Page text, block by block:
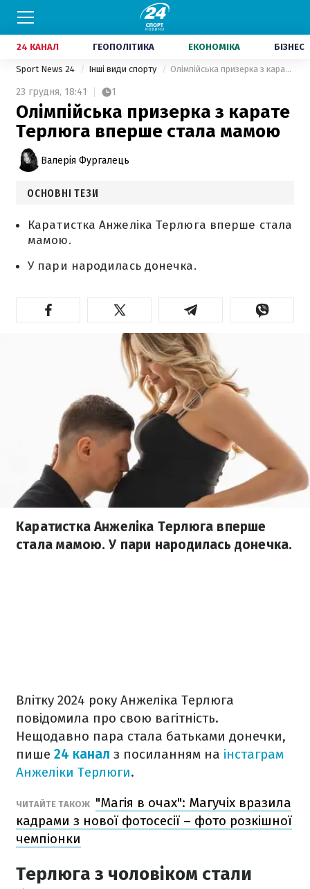
24 КАНАЛ ГЕОПОЛІТИКА ЕКОНОМІКА БІЗНЕС
Sport News 24 Інші види спорту Олімпійська призерка з карате Терлюга вперше стала мамою
23 грудня, 18:41 1
Олімпійська призерка з карате
Терлюга вперше стала мамою
Валерія Фургалець
ОСНОВНІ ТЕЗИ
Каратистка Анжеліка Терлюга вперше стала
мамою.
У пари народилась донечка.
Каратистка Анжеліка Терлюга вперше
стала мамою. У пари народилась донечка.
Влітку 2024 року Анжеліка Терлюга
повідомила про свою вагітність.
Нещодавно пара стала батьками донечки,
пише 24 канал з посиланням на інстаграм
Анжеліки Терлюги.
ЧИТАЙТЕ ТАКОЖ "Магія в очах": Магучіх вразила
кадрами з нової фотосесії – фото розкішної
чемпіонки
Терлюга з чоловіком стали